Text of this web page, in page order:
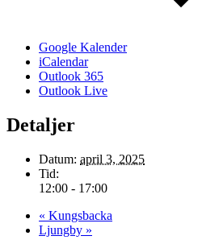
Google Kalender
iCalendar
Outlook 365
Outlook Live
Detaljer
Datum: april 3, 2025
Tid:
12:00 - 17:00
« Kungsbacka
Ljungby »